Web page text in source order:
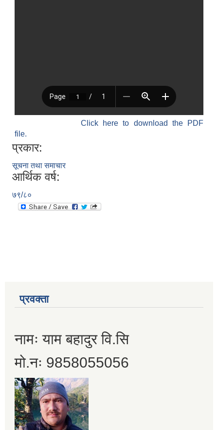
Click here to download the PDF
file.
प्रकार:
सूचना तथा समाचार
आर्थिक वर्ष:
७९/८०
प्रवक्ता
नामः याम बहादुर वि.सि
मो.नः 9858055056